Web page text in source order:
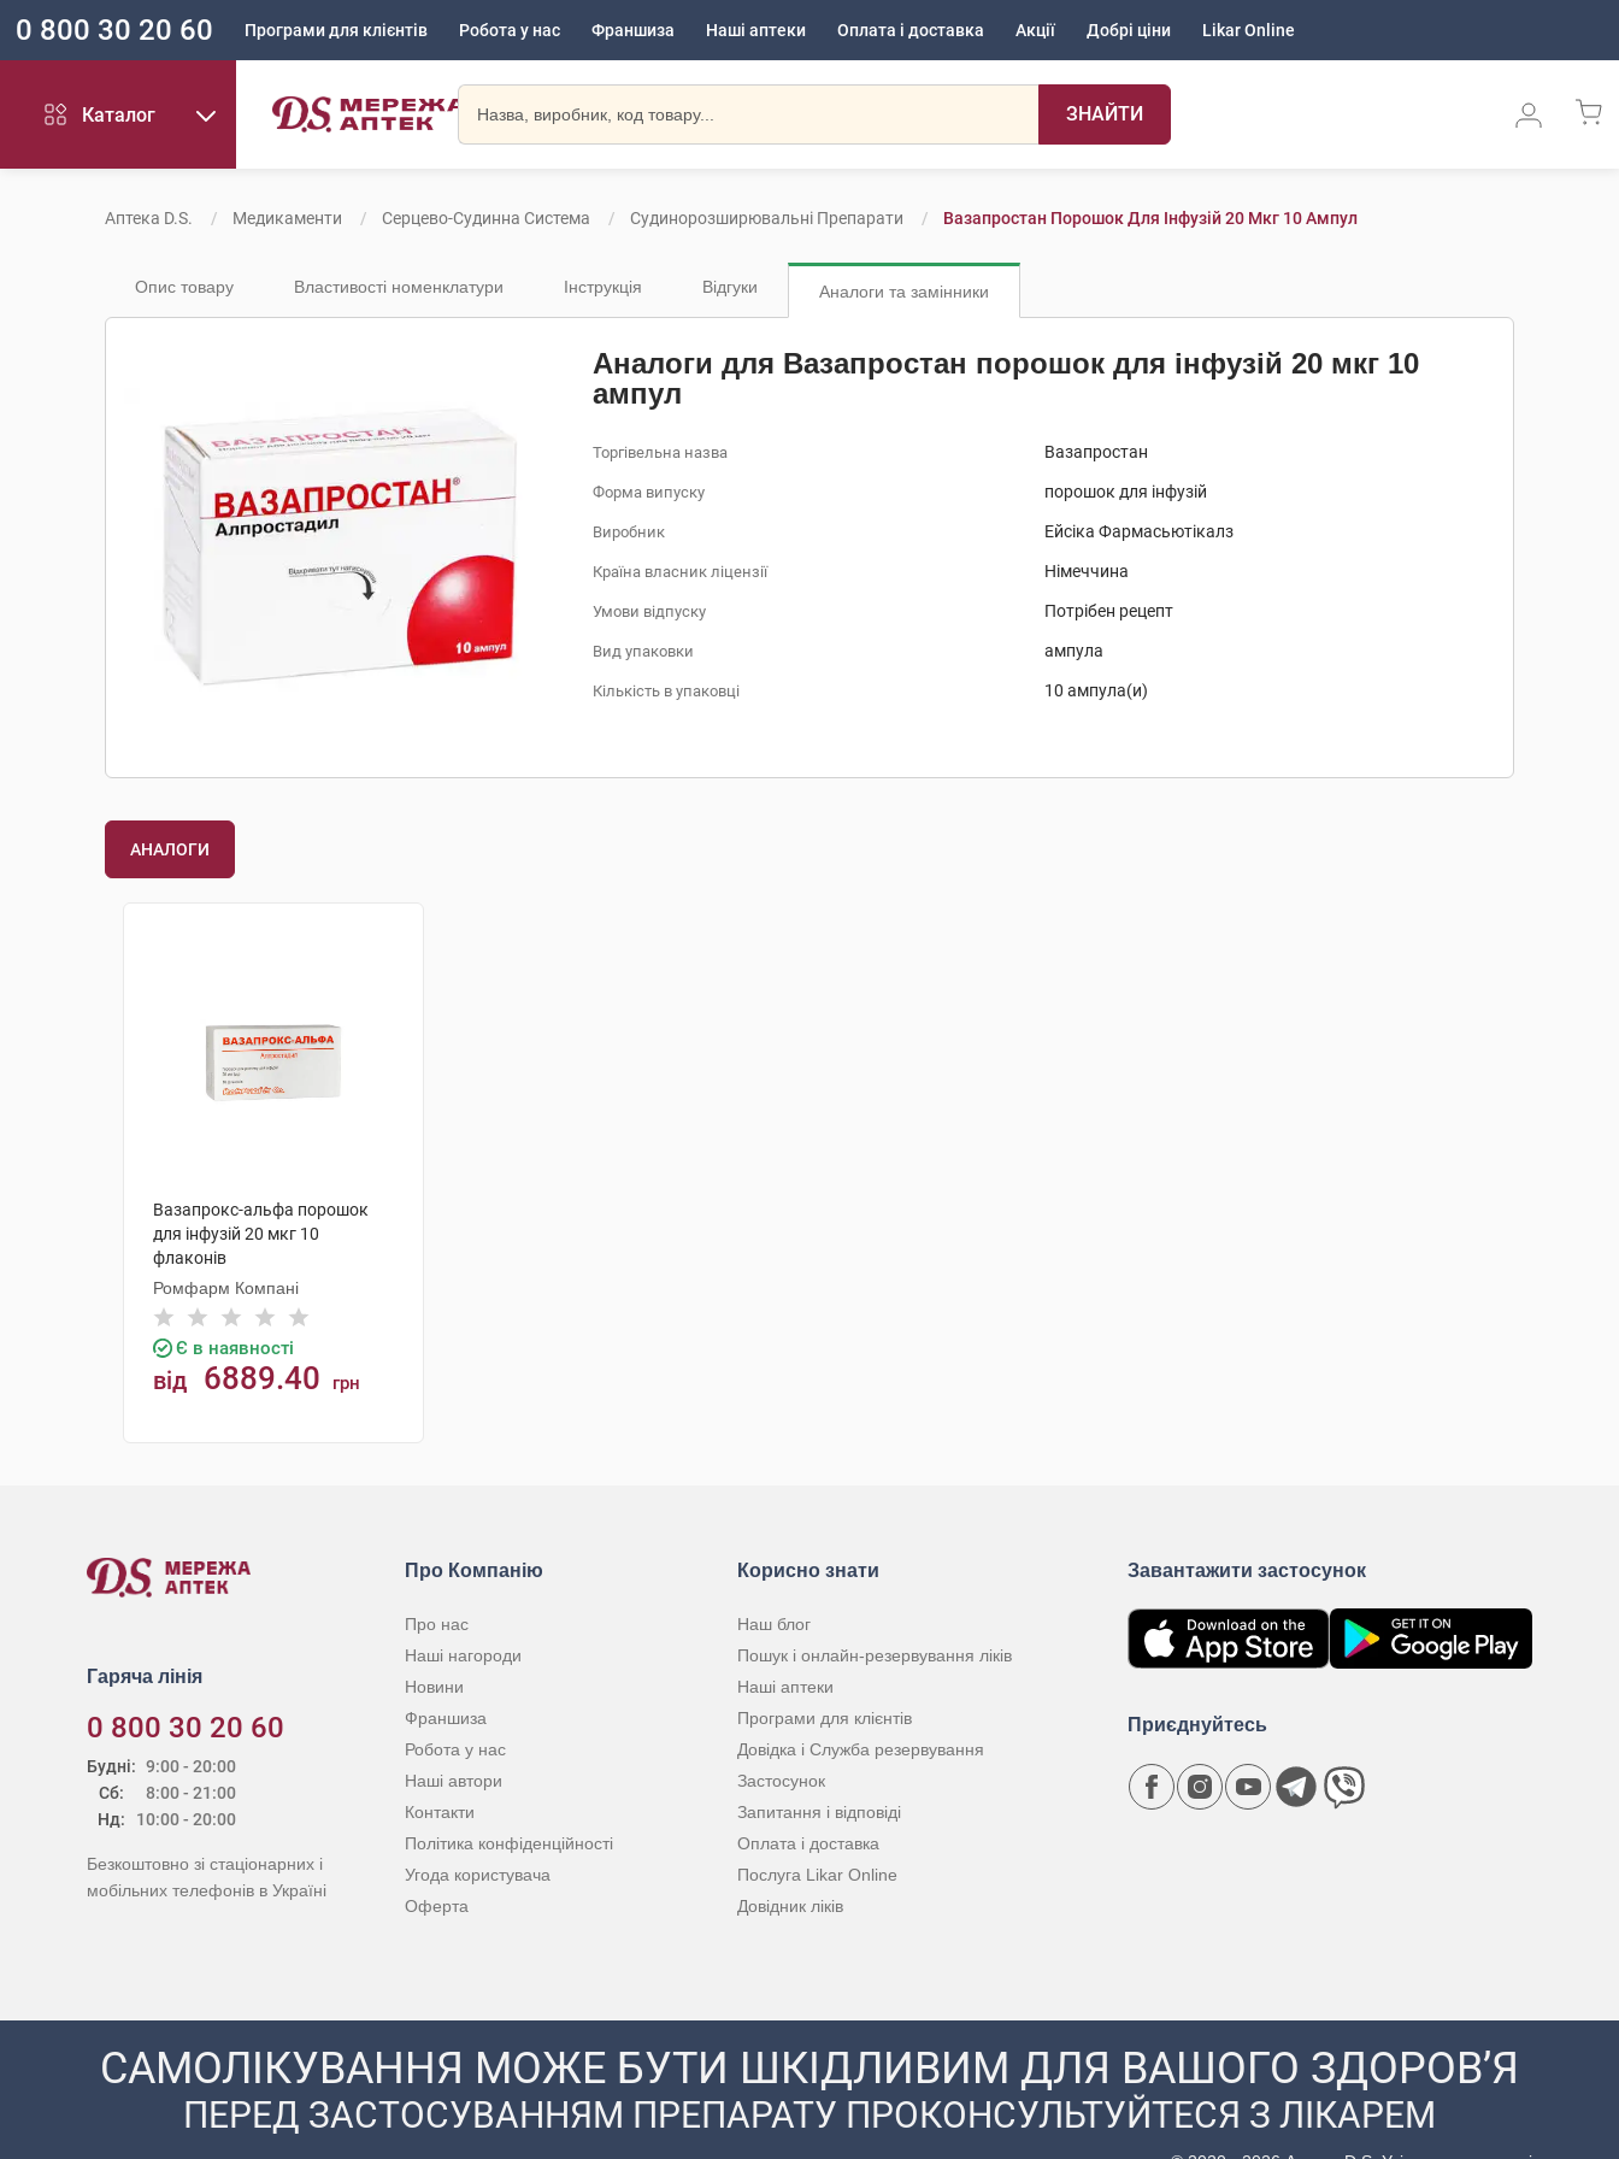
0 800 30 20 60 Програми для клієнтів Робота у нас Франшиза Наші аптеки Оплата і доставка Акції Добрі ціни Likar Online
Каталог ЗНАЙТИ
Аптека D.S. Медикаменти Серцево-Судинна Система Судинорозширювальні Препарати Вазапростан Порошок Для Інфузій 20 Мкг 10 Ампул
Опис товару Властивості номенклатури Інструкція Відгуки Аналоги та замінники
Аналоги для Вазапростан порошок для інфузій 20 мкг 10
ампул
Торгівельна назва Вазапростан
Форма випуску порошок для інфузій
Виробник Ейсіка Фармасьютікалз
Країна власник ліцензії Німеччина
Умови відпуску Потрібен рецепт
Вид упаковки ампула
Кількість в упаковці 10 ампула(и)
АНАЛОГИ
Вазапрокс-альфа порошок
для інфузій 20 мкг 10
флаконів
Ромфарм Компані
Є в наявності
від 6889.40 грн
Гаряча лінія
0 800 30 20 60
Будні:
Сб:
Нд:
9:00 - 20:00
8:00 - 21:00
10:00 - 20:00
Безкоштовно зі стаціонарних і
мобільних телефонів в Україні
Про Компанію
Про нас
Наші нагороди
Новини
Франшиза
Робота у нас
Наші автори
Контакти
Політика конфіденційності
Угода користувача
Оферта
Корисно знати
Наш блог
Пошук і онлайн-резервування ліків
Наші аптеки
Програми для клієнтів
Довідка і Служба резервування
Застосунок
Запитання і відповіді
Оплата і доставка
Послуга Likar Online
Довідник ліків
Завантажити застосунок
Приєднуйтесь
САМОЛІКУВАННЯ МОЖЕ БУТИ ШКІДЛИВИМ ДЛЯ ВАШОГО ЗДОРОВ’Я
ПЕРЕД ЗАСТОСУВАННЯМ ПРЕПАРАТУ ПРОКОНСУЛЬТУЙТЕСЯ З ЛІКАРЕМ